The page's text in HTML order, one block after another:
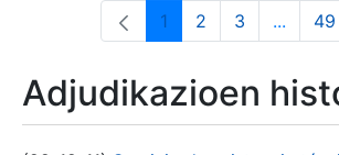
Orrialdea
1 Orrialdea
2 Orrialdea
3 ... 49
Adjudikazioen